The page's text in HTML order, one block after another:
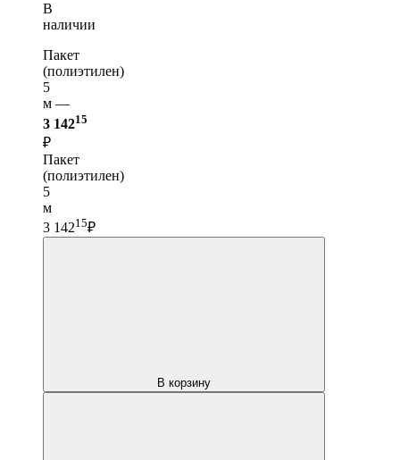
В
наличии
Пакет
(полиэтилен)
5
м —
3 14215
₽
Пакет
(полиэтилен)
5
м
3 14215₽
В корзину